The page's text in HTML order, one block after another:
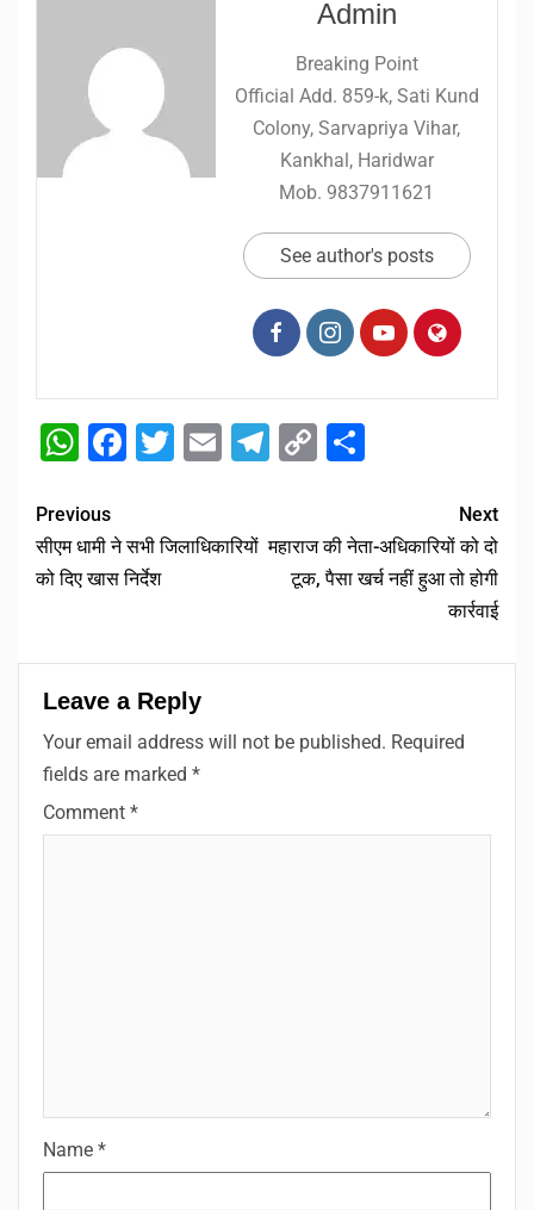
Admin
Breaking Point
Official Add. 859-k, Sati Kund
Colony, Sarvapriya Vihar,
Kankhal, Haridwar
Mob. 9837911621
See author's posts
WhatsApp
Facebook
Twitter
EmailTelegram
Copy
Previous
सीएम धामी ने सभी जिलाधिकारियों
को दिए खास निर्देश
Next
महाराज की नेता-अधिकारियों को दो
टूक, पैसा खर्च नहीं हुआ तो होगी
कार्रवाई
Leave a Reply
Your email address will not be published. Required
fields are marked *
Comment *
Name *